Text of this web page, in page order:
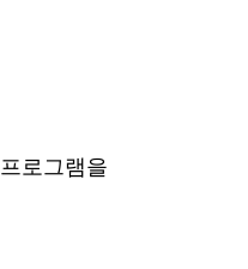
로그램을